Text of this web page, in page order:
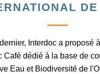
DE
Interdoc a proposé
Café dédié à la base de
Eau et Biodiversité de